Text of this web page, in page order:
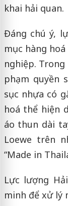
khai hải quan.
Đáng chú ý,
mục hàng
nghiệp.
phạm quyền
sục nhựa có
hoá thể hiện
áo thun dài
Loewe trên
“Made in
Lực lượng
minh để xử lý